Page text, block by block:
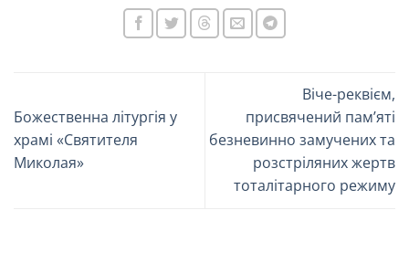
Божественна літургія у
храмі «Святителя
Миколая»
Віче-реквієм,
присвячений пам’яті
безневинно замучених та
розстріляних жертв
тоталітарного режиму